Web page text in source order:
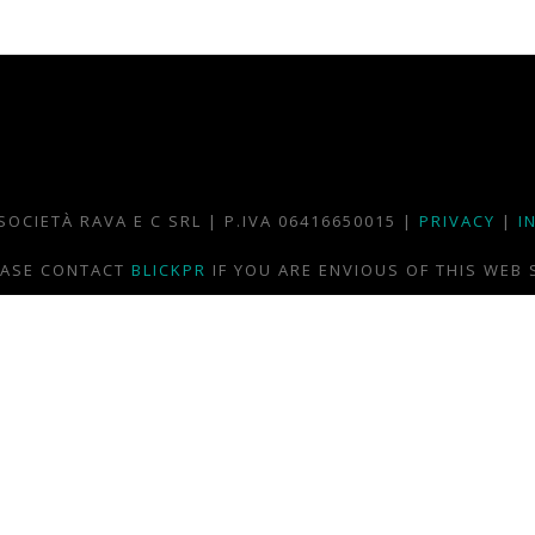
RAVA E C SRL | P.IVA 06416650015 | PRIVACY |
CONTACT BLICKPR IF YOU ARE ENVIOUS OF THIS WEB